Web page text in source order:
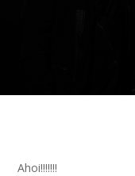
Ahoi!!!!!!!